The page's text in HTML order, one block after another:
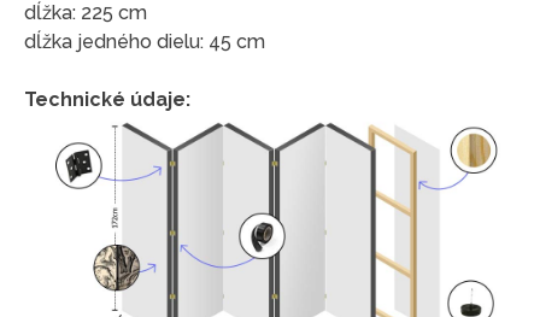
dĺžka: 225 cm
dĺžka jedného dielu: 45 cm
Technické údaje: